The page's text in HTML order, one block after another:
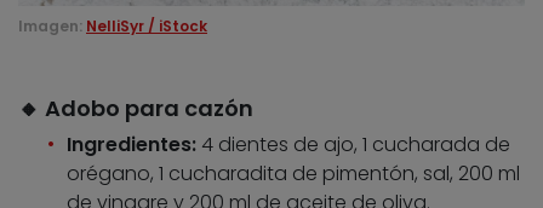
Imagen: NelliSyr / iStock
🔸 Adobo para cazón
Ingredientes: 4 dientes de ajo, 1 cucharada de
orégano, 1 cucharadita de pimentón, sal, 200 ml